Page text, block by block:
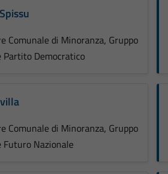
Comunale di Minoranza, Gruppo
Partito Democratico
Comunale di Minoranza, Gruppo
Futuro Nazionale